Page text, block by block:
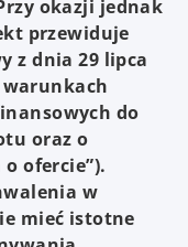
okazji jednak
przewiduje
z dnia 29 lipca
do
oraz o
ofercie”).
w
mieć istotne